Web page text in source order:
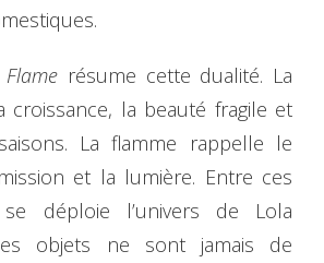
résume cette dualité. La
croissance, la beauté fragile et
La flamme rappelle le
et la lumière. Entre ces
déploie l’univers de Lola
objets ne sont jamais de